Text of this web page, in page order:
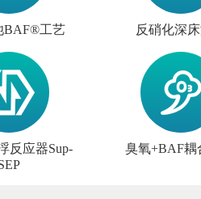
BAF®工艺 反硝化深
反应器Sup-
臭氧+BAF耦